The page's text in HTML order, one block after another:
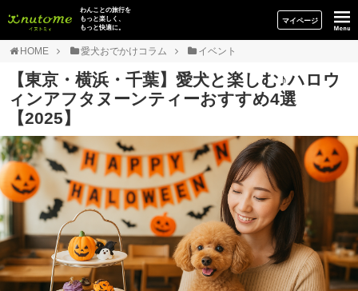
イヌトミィ
わんことの旅行を
もっと楽しく、
もっと快適に。
マイページ
HOME 愛犬おでかけコラム イベント
【東京・横浜・千葉】愛犬と楽しむ♪ハロウ
ィンアフタヌーンティーおすすめ4選
【2025】